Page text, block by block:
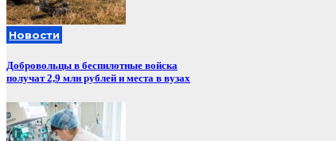
Новости
Добровольцы в беспилотные войска
получат 2,9 млн рублей и места в вузах